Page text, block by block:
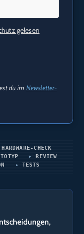
gelesen
du im Newsletter-
HARDWARE-CHECK
REVIEW
TESTS